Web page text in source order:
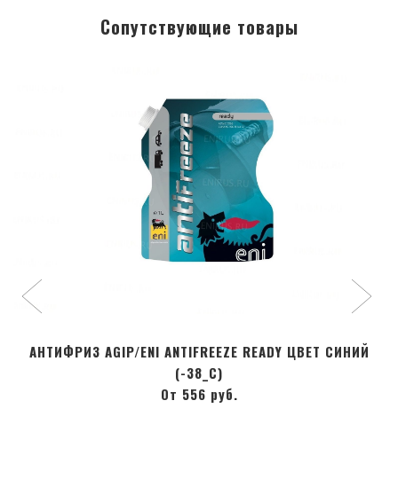
Сопутствующие товары
АНТИФРИЗ AGIP/ENI ANTIFREEZE READY ЦВЕТ СИНИЙ
(-38_С)
От 556 руб.